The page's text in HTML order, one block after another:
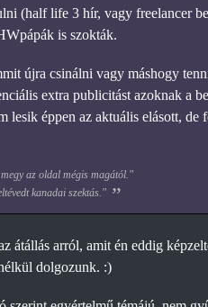
(half life 3 hír, vagy freelancer
is szokták.
újra csinálni vagy máshogy
extra publicitást azoknak a
lesik éppen az aktuális elásott,
az oldal mégis magától."
kanadai szektás."
átállás arról, amit én eddig
dolgozunk. :)